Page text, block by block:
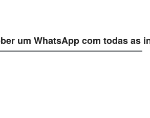
um WhatsApp com todas